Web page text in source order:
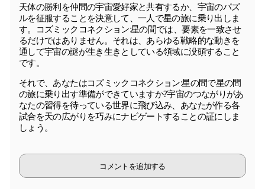
天体の勝利を仲間の宇宙愛好家と共有するか、宇宙のパズ
ルを征服することを決意して、一人で星の旅に乗り出しま
す。コズミックコネクション:星の間では、要素を一致させ
るだけではありません。それは、あらゆる戦略的な動きを
通して宇宙の謎が生き生きとしている領域に没頭すること
です。
それで、あなたはコズミックコネクション:星の間で星の間
の旅に乗り出す準備ができていますか?宇宙のつながりがあ
なたの習得を待っている世界に飛び込み、あなたが作る各
試合を天の広がりを巧みにナビゲートすることの証にしま
しょう。
コメントを追加する